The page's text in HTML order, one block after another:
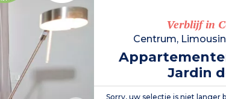
Verblijf in
Centrum,
Jardin
Sorry, uw selectie is niet langer